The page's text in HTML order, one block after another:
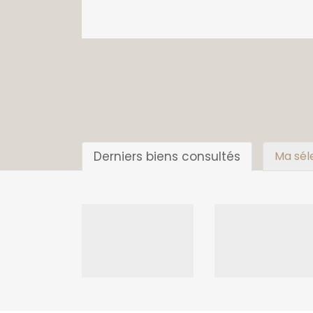
Derniers biens consultés Ma